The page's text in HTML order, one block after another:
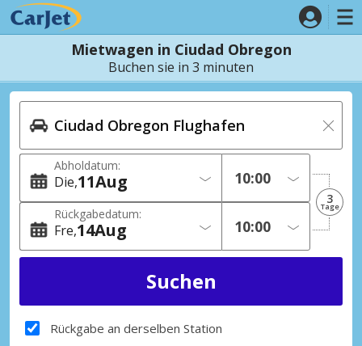
Mietwagen in Ciudad Obregon
Buchen sie in 3 minuten
Abholdatum:
Die 11Aug
Rückgabedatum:
Fre 14Aug
3
Tage
Rückgabe an derselben Station